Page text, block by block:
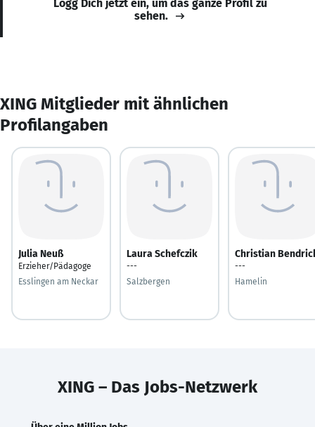
Logg Dich jetzt ein, um das ganze Profil zu
sehen.
XING Mitglieder mit ähnlichen
Profilangaben
Julia Neuß
Erzieher/Pädagoge
Esslingen am Neckar
Laura Schefczik
---
Salzbergen
Christian
---
Hamelin
XING – Das Jobs-Netzwerk